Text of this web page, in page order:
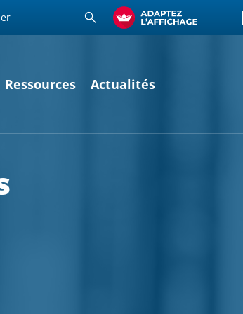
Ressources Actualités